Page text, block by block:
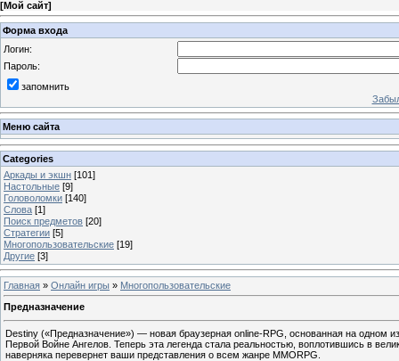
[Мой сайт]
Форма входа
Логин:
Пароль:
запомнить
Меню сайта
Categories
Аркады и экшн [101]
Настольные [9]
Головоломки [140]
Слова [1]
Поиск предметов [20]
Стратегии [5]
Многопользовательские [19]
Другие [3]
Главная » Онлайн игры » Многопользовательские
Предназначение
Destiny («Предназначение») — новая браузерная online-RPG, основанная на одном
Первой Войне Ангелов. Теперь эта легенда стала реальностью, воплотившись в
наверняка перевернет ваши представления о всем жанре MMORPG.